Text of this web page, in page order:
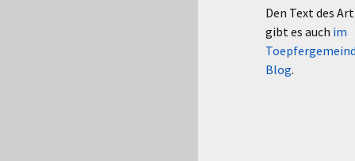
Den Text des
gibt es auch im
Blog.